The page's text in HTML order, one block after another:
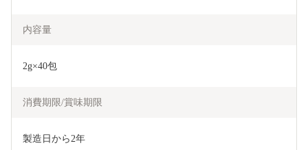
内容量
2g×40包
消費期限/賞味期限
製造日から2年